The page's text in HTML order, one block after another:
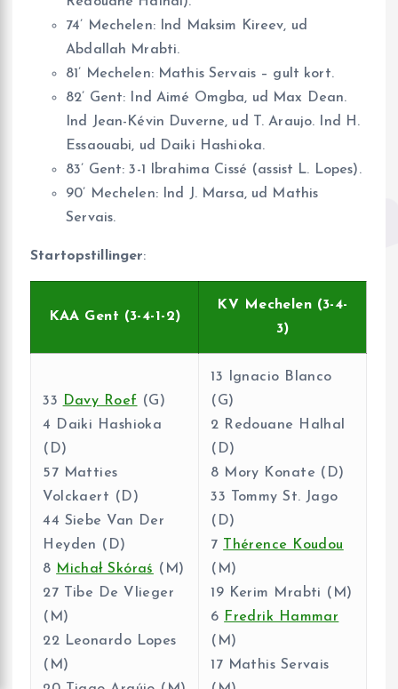
74’ Mechelen: Ind Maksim Kireev, ud
Abdallah Mrabti.
81’ Mechelen: Mathis Servais – gult kort.
82’ Gent: Ind Aimé Omgba, ud Max Dean.
Ind Jean-Kévin Duverne, ud T. Araujo. Ind H.
Essaouabi, ud Daiki Hashioka.
83’ Gent: 3-1 Ibrahima Cissé (assist L. Lopes).
90’ Mechelen: Ind J. Marsa, ud Mathis
Servais.
Startopstillinger:
KAA Gent (3-4-1-2)
KV Mechelen (3-4-
3)
33 Davy Roef (G)
4 Daiki Hashioka
(D)
57 Matties
Volckaert (D)
44 Siebe Van Der
Heyden (D)
8 Michał Skóraś (M)
27 Tibe De Vlieger
(M)
22 Leonardo Lopes
(M)
13 Ignacio Blanco
(G)
2 Redouane Halhal
(D)
8 Mory Konate (D)
33 Tommy St. Jago
(D)
7
Thérence Koudou
(M)
19 Kerim Mrabti (M)
6 Fredrik Hammar
(M)
17 Mathis Servais